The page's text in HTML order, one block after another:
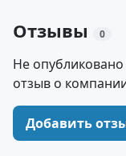
Отзывы 0
Не
отзыв о
Добавить